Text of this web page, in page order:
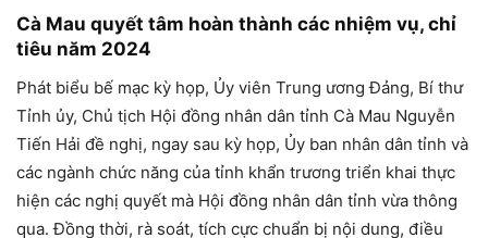
Cà Mau quyết tâm hoàn thành các nhiệm vụ, chỉ
tiêu năm 2024
Phát biểu bế mạc kỳ họp, Ủy viên Trung ương Đảng, Bí thư
Tỉnh ủy, Chủ tịch Hội đồng nhân dân tỉnh Cà Mau Nguyễn
Tiến Hải đề nghị, ngay sau kỳ họp, Ủy ban nhân dân tỉnh và
các ngành chức năng của tỉnh khẩn trương triển khai thực
hiện các nghị quyết mà Hội đồng nhân dân tỉnh vừa thông
qua. Đồng thời, rà soát, tích cực chuẩn bị nội dung, điều